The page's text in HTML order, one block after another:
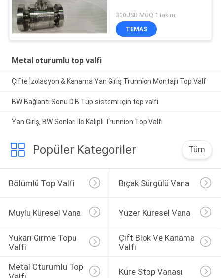
300USD MOQ:1 takım
TEMAS
Metal oturumlu top valfi
Çifte İzolasyon & Kanama Yan Giriş Trunnion Montajlı Top Valf
BW Bağlantı Sonu DIB Tüp sistemi için top valfi
Yan Giriş, BW Sonları ile Kalıplı Trunnion Top Valfı
Popüler Kategoriler Tüm
Bölümlü Top Valfi Bıçak Sürgülü Vana
Muylu Küresel Vana Yüzer Küresel Vana
Yukarı Girme Topu
Valfi
Çift Blok Ve Kanama
Valfı
Metal Oturumlu Top
Küre Stop Vanası